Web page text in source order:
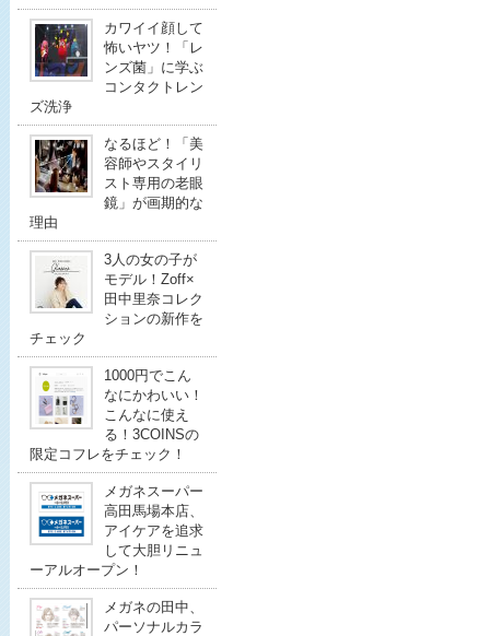
カワイイ顔して
怖いヤツ！「レ
ンズ菌」に学ぶ
コンタクトレン
ズ洗浄
なるほど！「美
容師やスタイリ
スト専用の老眼
鏡」が画期的な
理由
3人の女の子が
モデル！Zoff×
田中里奈コレク
ションの新作を
チェック
1000円でこん
なにかわいい！
こんなに使え
る！3COINSの
限定コフレをチェック！
メガネスーパー
高田馬場本店、
アイケアを追求
して大胆リニュ
ーアルオープン！
メガネの田中、
パーソナルカラ